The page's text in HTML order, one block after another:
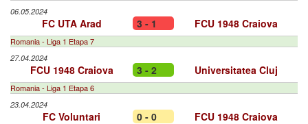
06.05.2024
FC UTA Arad 3 - 1 FCU 1948 Craiova
Romania - Liga 1 Etapa 7
27.04.2024
FCU 1948 Craiova 3 - 2 Universitatea Cluj
Romania - Liga 1 Etapa 6
23.04.2024
FC Voluntari 0 - 0 FCU 1948 Craiova